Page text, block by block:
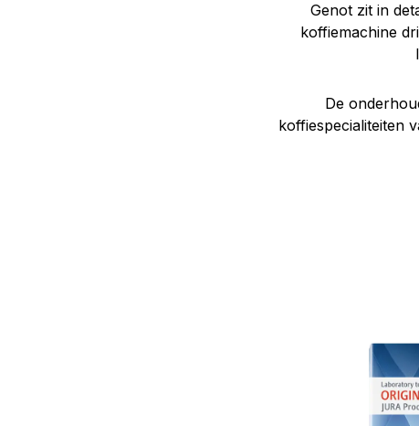
Genot zit in
koffiemachine
De
koffiespecialiteiten